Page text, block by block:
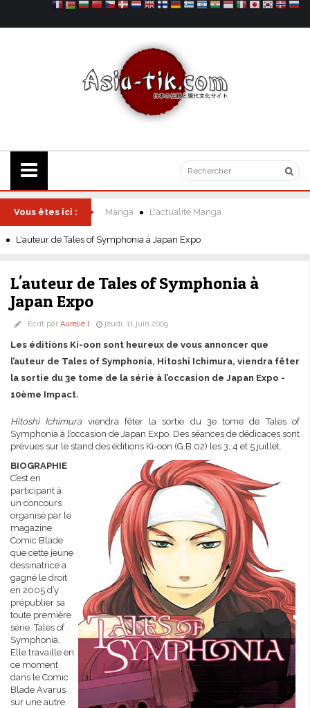
Vous êtes ici : Manga L'actualité Manga
L'auteur de Tales of Symphonia à Japan Expo
L'auteur de Tales of Symphonia à
Japan Expo
Écrit par Aurelie.l jeudi, 11 juin 2009
Les éditions Ki-oon sont heureux de vous annoncer que
l’auteur de Tales of Symphonia, Hitoshi Ichimura, viendra fêter
la sortie du 3e tome de la série à l’occasion de Japan Expo -
10ème Impact.
Hitoshi Ichimuraviendra fêter la sortie du 3e tome de Tales of
Symphonia à l’occasion de Japan Expo. Des séances de dédicaces sont
prévues sur le stand des éditions Ki-oon (G.B.02) les 3, 4 et 5 juillet.
BIOGRAPHIE
C’est en
participant à
un concours
organisé par le
magazine
Comic Blade
que cette jeune
dessinatrice a
gagné le droit
en 2005 d’y
prépublier sa
toute première
série, Tales of
Symphonia.
Elle travaille en
ce moment
dans le Comic
Blade Avarus
sur une autre